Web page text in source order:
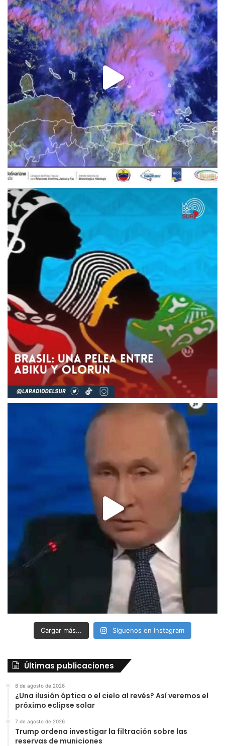
Cargar más... Síguenos en Instagram
Últimas publicaciones
8 de agosto de 2026
¿Una ilusión óptica o el cielo al revés? Así veremos el
próximo eclipse solar
7 de agosto de 2026
Trump ordena investigar la filtración sobre las
reservas de municiones